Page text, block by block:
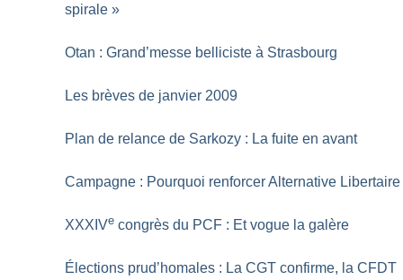
spirale »
Otan : Grand’messe belliciste à Strasbourg
Les brèves de janvier 2009
Plan de relance de Sarkozy : La fuite en avant
Campagne : Pourquoi renforcer Alternative Libertaire
XXXIVe congrès du PCF : Et vogue la galère
Élections prud’homales : La CGT confirme, la CFDT